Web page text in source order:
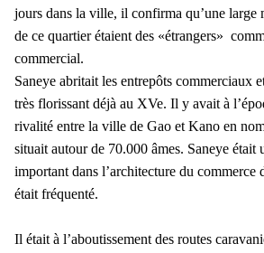
jours dans la ville, il confirma qu’une large
de ce quartier étaient des «étrangers»
commercial.
Saneye abritait les entrepôts commerciaux
très florissant déjà au XVe. Il y avait à
rivalité entre la ville de Gao et Kano en
situait autour de 70.000 âmes. Saneye était
important dans l’architecture du commerce
était fréquenté.
Il était à l’aboutissement des routes